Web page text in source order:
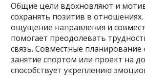
Общие цели вдохновляют и
сохранять позитив в
ощущение направления и
помогает преодолевать
связь. Совместные планирование
занятие спортом или проект на
способствует укреплению